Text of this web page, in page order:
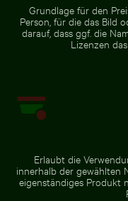
Grundlage für den
Person, für die das Bild
darauf, dass ggf. die
Lizenzen
Erlaubt die
innerhalb der gewählten
eigenständiges Produkt